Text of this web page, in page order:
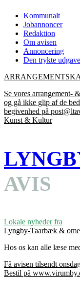
Kommunalt
Jobannoncer
Redaktion
Om avisen
Annoncering
Den trykte udgave
Se vores arrangement-
og gå ikke glip af de
begivenhed på
Kunst & Kultur
AVIS
Lokale nyheder fra
Lyngby-Taarbæk &
Hos os kan alle læse
Få avisen tilsendt
Bestil på